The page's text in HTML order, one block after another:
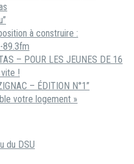
à construire :
89.3fm
– POUR LES JEUNES DE 16
!
– ÉDITION N°1”
votre logement »
du DSU